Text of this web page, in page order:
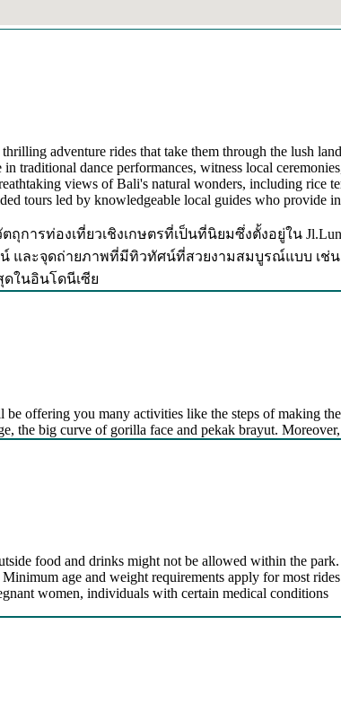
adventure rides that take them through the lush
traditional dance performances, witness local
views of Bali's natural wonders, including rice
tours led by knowledgeable local guides who provide
ตถุการท่องเที่ยวเชิงเกษตรที่เป็นที่นิยมซึ่งตั้งอยู่ใน
น์ และจุดถ่ายภาพที่มีทิวทัศน์ที่สวยงามสมบูรณ์แบบ เช่
ในอินโดนีเซีย
be offering you many activities like the steps of making
the big curve of gorilla face and pekak brayut.
food and drinks might not be allowed within the park.
age and weight requirements apply for most
women, individuals with certain medical conditions